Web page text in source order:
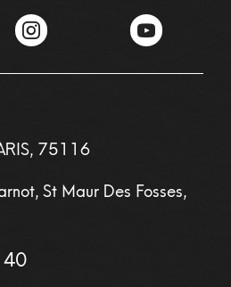
YouTube
, 75116
St Maur Des Fosses,
40